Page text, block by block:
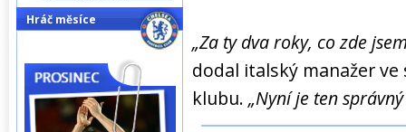
„Za ty dva roky, co zde
dodal italský manažer
klubu. „Nyní je ten
Hráč měsíce